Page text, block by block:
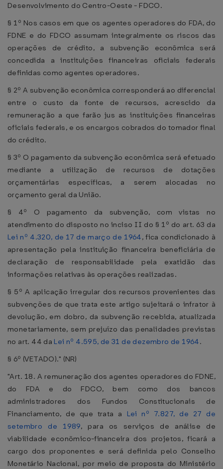
Desenvolvimento do Centro-Oeste - FDCO.
§ 1º Nos casos em que os agentes operadores do FDA, do
FDNE e do FDCO assumam integralmente os riscos das
operações de crédito, a subvenção econômica será
concedida a instituições financeiras oficiais federais
definidas como agentes operadores.
§ 2º A subvenção econômica corresponderá ao diferencial
entre o custo da fonte de recursos, acrescido da
remuneração a que farão jus as instituições financeiras
oficiais federais, e os encargos cobrados do tomador final
do crédito.
§ 3º O pagamento da subvenção econômica será efetuado
mediante a utilização de recursos de dotações
orçamentárias específicas, a serem alocadas no
orçamento geral da União.
§ 4º O pagamento da subvenção, com vistas no
atendimento do disposto no inciso II do § 1º do art. 63 da
Lei nº 4.320, de 17 de março de 1964, fica condicionado à
apresentação pela instituição financeira beneficiária de
declaração de responsabilidade pela exatidão das
informações relativas às operações realizadas.
§ 5º A aplicação irregular dos recursos provenientes das
subvenções de que trata este artigo sujeitará o infrator à
devolução, em dobro, da subvenção recebida, atualizada
monetariamente, sem prejuízo das penalidades previstas
no art. 44 da Lei nº 4.595, de 31 de dezembro de 1964.
§ 6º (VETADO)." (NR)
"Art. 18. A remuneração dos agentes operadores do FDNE,
do FDA e do FDCO, bem como dos bancos
administradores dos Fundos Constitucionais de
Financiamento, de que trata a Lei nº 7.827, de 27 de
setembro de 1989, para os serviços de análise de
viabilidade econômico-financeira dos projetos, ficará a
cargo dos proponentes e será definida pelo Conselho
Monetário Nacional, por meio de proposta do Ministério